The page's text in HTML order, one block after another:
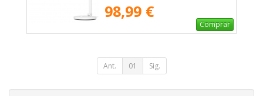
98,99 €
Comprar
Ant. 01 Sig.